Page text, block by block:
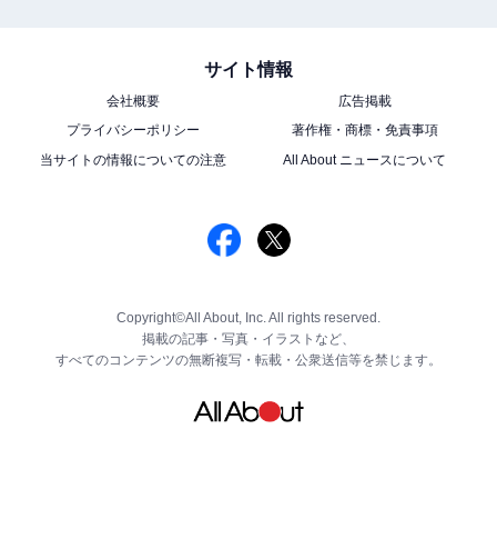
サイト情報
会社概要
広告掲載
プライバシーポリシー
著作権・商標・免責事項
当サイトの情報についての注意
All About ニュースについて
Copyright©All About, Inc. All rights reserved.
掲載の記事・写真・イラストなど、
すべてのコンテンツの無断複写・転載・公衆送信等を禁じます。